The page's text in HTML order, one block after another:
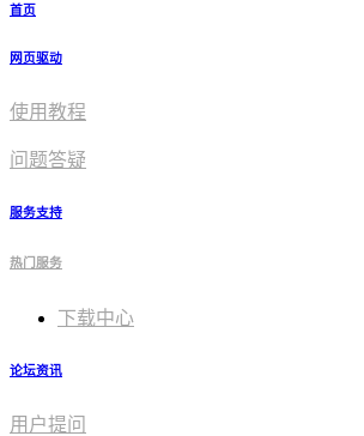
首页
网页驱动
使用教程​
问题答疑
服务支持
热门服务
下载中心
论坛资讯
用户提问